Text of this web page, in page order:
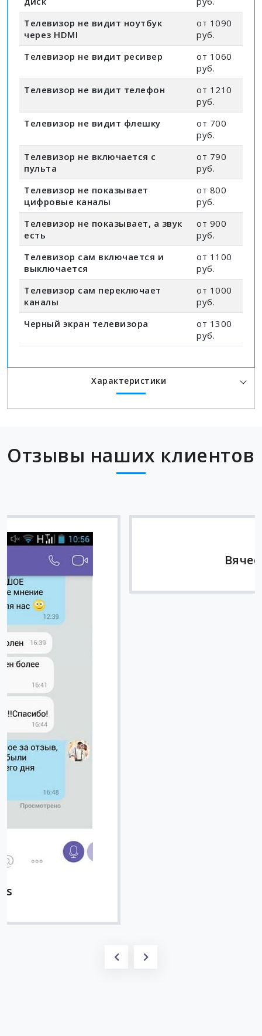
Телевизор не видит ноутбук
через HDMI
от 1090
руб.
Телевизор не видит ресивер
от 1060
руб.
Телевизор не видит телефон
от 1210
руб.
Телевизор не видит флешку
от 700
руб.
Телевизор не включается с
пульта
от 790
руб.
Телевизор не показывает
цифровые каналы
от 800
руб.
Телевизор не показывает, а звук
есть
от 900
руб.
Телевизор сам включается и
выключается
от 1100
руб.
Телевизор сам переключает
каналы
от 1000
руб.
Черный экран телевизора
от 1300
руб.
Характеристики
Отзывы наших клиентов